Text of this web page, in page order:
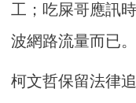
工；吃屎哥應訊
波網路流量而已。
柯文哲保留法律